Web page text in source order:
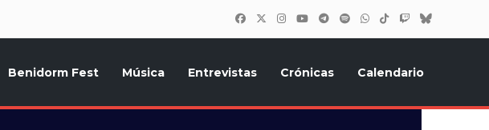
Benidorm Fest Música Entrevistas Crónicas Calendario